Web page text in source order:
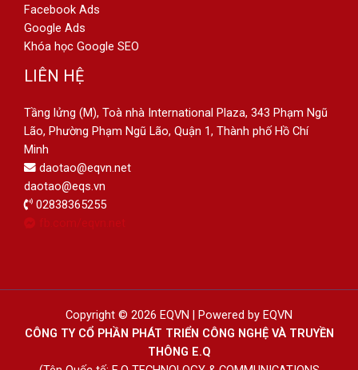
Facebook Ads
Google Ads
Khóa học Google SEO
LIÊN HỆ
Tầng lửng (M), Toà nhà International Plaza, 343 Phạm Ngũ
Lão, Phường Phạm Ngũ Lão, Quận 1, Thành phố Hồ Chí
Minh
daotao@eqvn.net
daotao@eqs.vn
02838365255
fb.com/eqvn.net
Copyright © 2026 EQVN | Powered by EQVN
CÔNG TY CỔ PHẦN PHÁT TRIỂN CÔNG NGHỆ VÀ TRUYỀN
THÔNG E.Q